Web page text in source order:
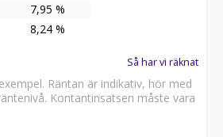
trygghetspaket. Välj mellan 12-
och komplettera med extra
bra priser. Gör ditt bilköp tryggt
7,95 %
8,24 %
Så har vi räknat
Räntan är indikativ, hör med
Kontantinsatsen måste vara